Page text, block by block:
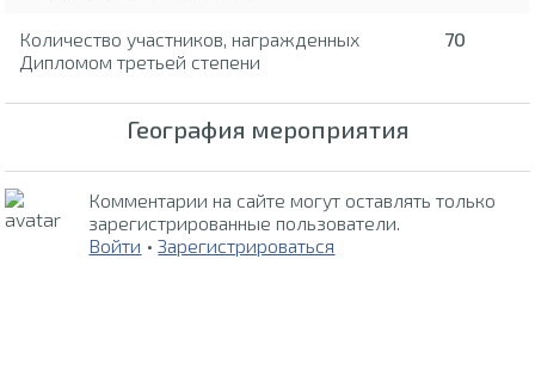
Количество участников, награжденных
Дипломом третьей степени
70
География мероприятия
Комментарии на сайте могут оставлять только
зарегистрированные пользователи.
Войти •Зарегистрироваться